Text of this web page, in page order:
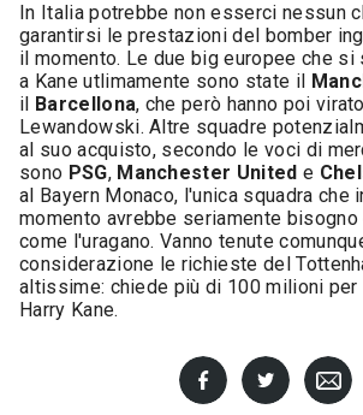
In Italia potrebbe non esserci nessun
garantirsi le prestazioni del bomber
il momento. Le due big europee che
a Kane utlimamente sono state il
il Barcellona, che però hanno poi
Lewandowski. Altre squadre
al suo acquisto, secondo le voci di
sono PSG, Manchester United e
al Bayern Monaco, l'unica squadra che
momento avrebbe seriamente bisogno
come l'uragano. Vanno tenute
considerazione le richieste del
altissime: chiede più di 100 milioni
Harry Kane.